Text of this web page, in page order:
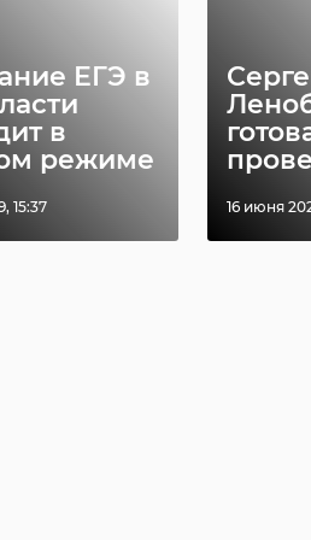
ЕГЭ в
в
режиме
15:37 16 июня
за
по ...